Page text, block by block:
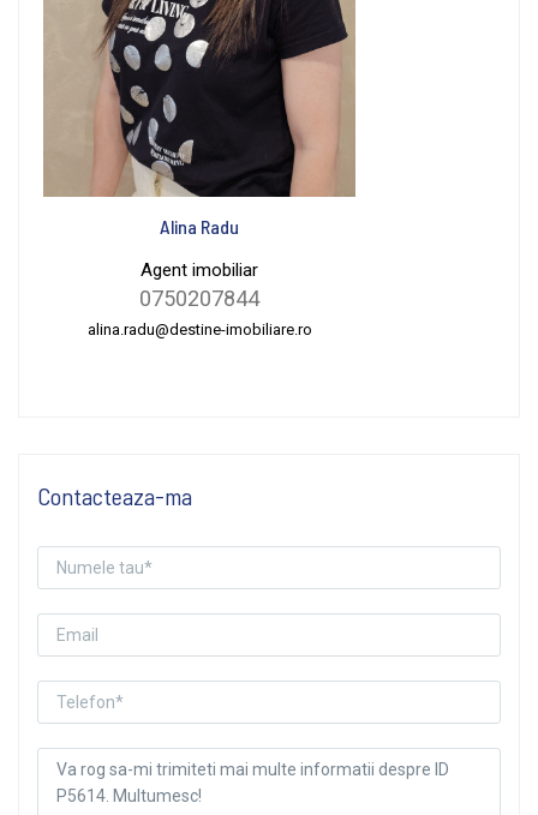
Alina Radu
Agent imobiliar
0750207844
alina.radu@destine-imobiliare.ro
Contacteaza-ma